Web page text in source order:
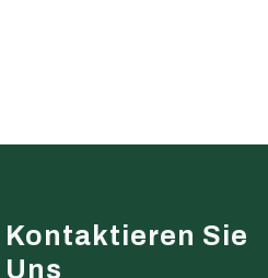
Kontaktieren Sie
Uns